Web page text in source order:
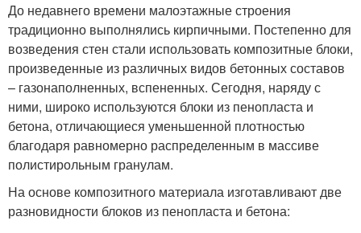
До недавнего времени малоэтажные строения
традиционно выполнялись кирпичными. Постепенно для
возведения стен стали использовать композитные блоки,
произведенные из различных видов бетонных составов
– газонаполненных, вспененных. Сегодня, наряду с
ними, широко используются блоки из пенопласта и
бетона, отличающиеся уменьшенной плотностью
благодаря равномерно распределенным в массиве
полистирольным гранулам.
На основе композитного материала изготавливают две
разновидности блоков из пенопласта и бетона: